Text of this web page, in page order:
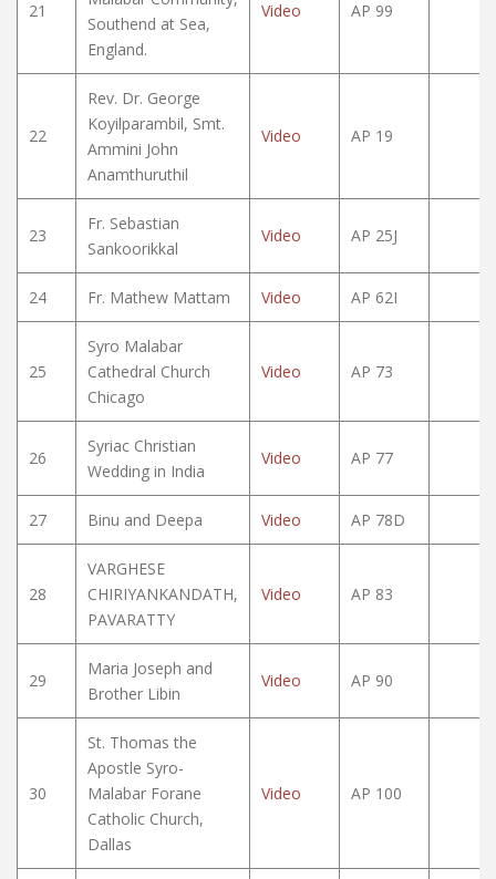
21
Southend at Sea,
England.
Video AP 99
22
Rev. Dr. George
Koyilparambil, Smt.
Ammini John
Anamthuruthil
Video AP 19
23
Fr. Sebastian
Sankoorikkal
Video AP 25J
24 Fr. Mathew Mattam Video AP 62I
25
Syro Malabar
Cathedral Church
Chicago
Video AP 73
26
Syriac Christian
Wedding in India
Video AP 77
27 Binu and Deepa Video AP 78D
28
VARGHESE
CHIRIYANKANDATH,
PAVARATTY
Video AP 83
29
Maria Joseph and
Brother Libin
Video AP 90
30
St. Thomas the
Apostle Syro-
Malabar Forane
Catholic Church,
Dallas
Video AP 100